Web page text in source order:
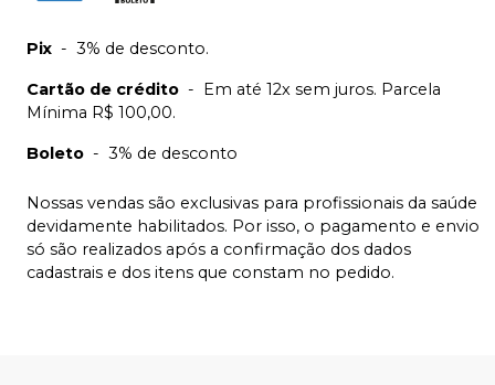
Pix - 3% de desconto.
Cartão de crédito - Em até 12x sem juros. Parcela
Mínima R$ 100,00.
Boleto - 3% de desconto
Nossas vendas são exclusivas para profissionais da saúde
devidamente habilitados. Por isso, o pagamento e envio
só são realizados após a confirmação dos dados
cadastrais e dos itens que constam no pedido.